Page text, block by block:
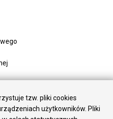
tzw. pliki cookies
użytkowników. Pliki